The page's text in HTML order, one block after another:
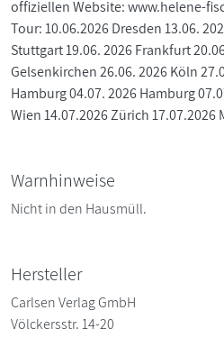
offiziellen Website: www.helene-
Tour: 10.06.2026 Dresden 13.06.
Stuttgart 19.06. 2026 Frankfurt
Gelsenkirchen 26.06. 2026 Köln
Hamburg 04.07. 2026 Hamburg
Wien 14.07.2026 Zürich 17.07.2026
Warnhinweise
Nicht in den Hausmüll.
Hersteller
Carlsen Verlag GmbH
Völckersstr. 14-20